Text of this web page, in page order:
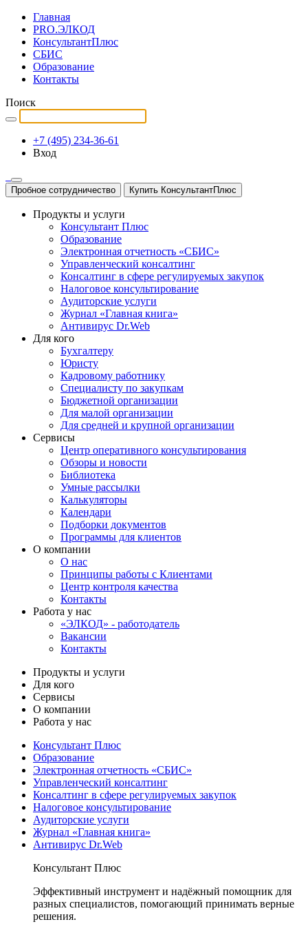
Главная
PRO.ЭЛКОД
КонсультантПлюс
СБИС
Образование
Контакты
Поиск
+7 (495) 234-36-61
Вход
Пробное сотрудничество Купить КонсультантПлюс
Продукты и услуги
Консультант Плюс
Образование
Электронная отчетность «СБИС»
Управленческий консалтинг
Консалтинг в сфере регулируемых закупок
Налоговое консультирование
Аудиторские услуги
Журнал «Главная книга»
Антивирус Dr.Web
Для кого
Бухгалтеру
Юристу
Кадровому работнику
Специалисту по закупкам
Бюджетной организации
Для малой организации
Для средней и крупной организации
Сервисы
Центр оперативного консультирования
Обзоры и новости
Библиотека
Умные рассылки
Калькуляторы
Календари
Подборки документов
Программы для клиентов
О компании
О нас
Принципы работы с Клиентами
Центр контроля качества
Контакты
Работа у нас
«ЭЛКОД» - работодатель
Вакансии
Контакты
Продукты и услуги
Для кого
Сервисы
О компании
Работа у нас
Консультант Плюс
Образование
Электронная отчетность «СБИС»
Управленческий консалтинг
Консалтинг в сфере регулируемых закупок
Налоговое консультирование
Аудиторские услуги
Журнал «Главная книга»
Антивирус Dr.Web
Консультант Плюс
Эффективный инструмент и надёжный помощник для
разных специалистов, помогающий принимать верные
решения.